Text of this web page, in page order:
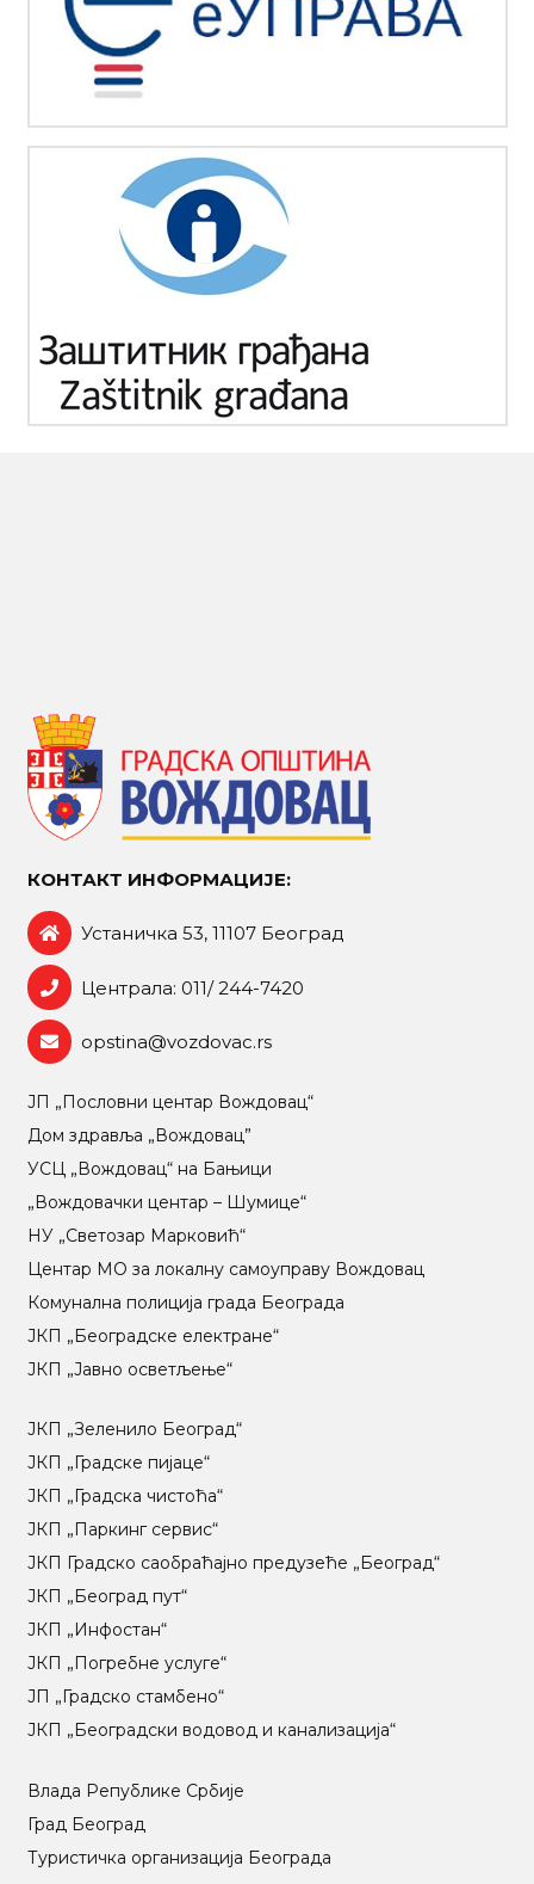
КОНТАКТ ИНФОРМАЦИЈЕ:
Устаничка 53, 11107 Београд
Централа: 011/ 244-7420
opstina@vozdovac.rs
ЈП „Пословни центар Вождовац“
Дом здравља „Вождовац”
УСЦ „Вождовац“ на Бањици
„Вождовачки центар – Шумице“
НУ „Светозар Марковић“
Центар МO за локалну самоуправу Вождовац
Комунална полиција града Београда
ЈКП „Београдске електране“
ЈКП „Јавно осветљење“
ЈКП „Зеленило Београд“
ЈКП „Градске пијаце“
ЈКП „Градска чистоћа“
ЈКП „Паркинг сервис“
ЈКП Градско саобраћајно предузеће „Београд“
ЈКП „Београд пут“
ЈКП „Инфостан“
ЈКП „Погребне услуге“
ЈП „Градско стамбено“
ЈКП „Београдски водовод и канализација“
Влада Републике Србије
Град Београд
Туристичка организација Београда